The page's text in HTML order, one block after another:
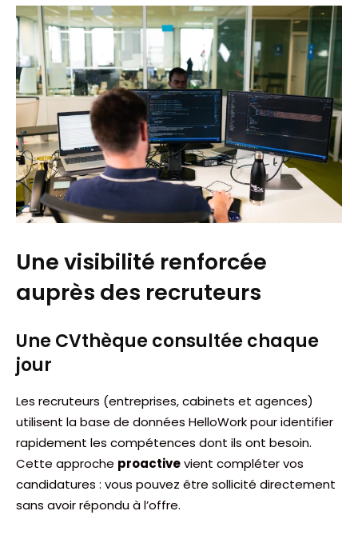
Une visibilité renforcée
auprès des recruteurs
Une CVthèque consultée chaque
jour
Les recruteurs (entreprises, cabinets et agences)
utilisent la base de données HelloWork pour identifier
rapidement les compétences dont ils ont besoin.
Cette approche proactivevient compléter vos
candidatures : vous pouvez être sollicité directement
sans avoir répondu à l’offre.